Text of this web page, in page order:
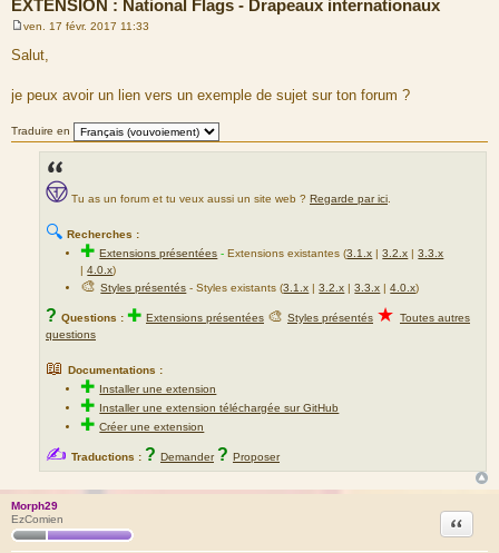
EXTENSION : National Flags - Drapeaux internationaux
e
s
g
ven. 17 févr. 2017 11:33
Salut,
je peux avoir un lien vers un exemple de sujet sur ton forum ?
Traduire en
Tu as un forum et tu veux aussi un site web ? Regarde par ici
🔍 Recherches :
✚Extensions présentées -Extensions existantes (3.1.x |3.2.x |3.3.x
|4.0.x)
🎨Styles présentés - Styles existants (3.1.x |3.2.x |3.3.x |4.0.x)
? Questions : ✚ Extensions présentées 🎨 Styles présentés ★ Toutes autres
questions
📖 Documentations :
✚ Installer une extension
✚ Installer une extension téléchargée sur GitHub
✚Créer une extension
✍ Traductions : ? Demander ? Proposer
Morph29
EzComien
Citation